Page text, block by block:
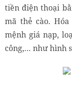
tiền điện thoại
mã thẻ cào.
mệnh giá nạp,
công,… như hình